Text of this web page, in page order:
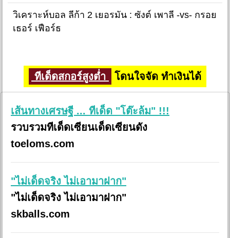
วิเคราะห์บอล ลีก้า 2 เยอรมัน : ซังต์ เพาลี -vs- กรอย
เธอร์ เฟือร์ธ
ทีเด็ดสกอร์สูงต่ำ โดนใจจัด ทำเงินได้
เส้นทางเศรษฐี ... ทีเด็ด "โต๊ะล้ม" !!!
รวบรวมทีเด็ดเซียนเด็ดเซียนดัง
toeloms.com
"ไม่เด็ดจริง ไม่เอามาฝาก"
"ไม่เด็ดจริง ไม่เอามาฝาก"
skballs.com